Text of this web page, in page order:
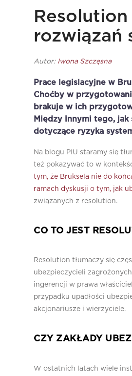
rozwiązań
Autor: Iwona Szczęsna
Prace legislacyjne w
Choćby w
brakuje w ich
Między innymi tego,
dotyczące ryzyka
Na blogu PIU staramy się
też pokazywać to w
tym, że Bruksela nie do
ramach dyskusji o tym, jak
związanych z resolution.
CO TO JEST
Resolution tłumaczy się
ubezpieczycieli
ingerencji w prawa
przypadku upadłości
akcjonariusze i wierzyciele.
CZY ZAKŁADY
W ostatnich latach wiele